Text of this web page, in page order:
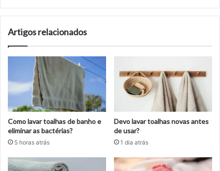
Artigos relacionados
Como lavar toalhas de banho e
eliminar as bactérias?
5 horas atrás
Devo lavar toalhas novas antes
de usar?
1 dia atrás